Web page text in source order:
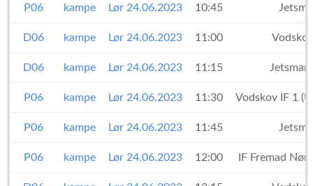
P06 kampe Lør 24.06.2023 10:45
D06 kampe Lør 24.06.2023 11:00
D06 kampe Lør 24.06.2023 11:15
P06 kampe Lør 24.06.2023 11:30 Vodskov IF 1
P06 kampe Lør 24.06.2023 11:45
P06 kampe Lør 24.06.2023 12:00 IF Fremad